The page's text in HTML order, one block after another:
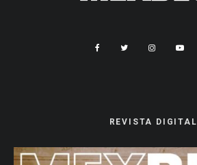
REVISTA DIGITAL